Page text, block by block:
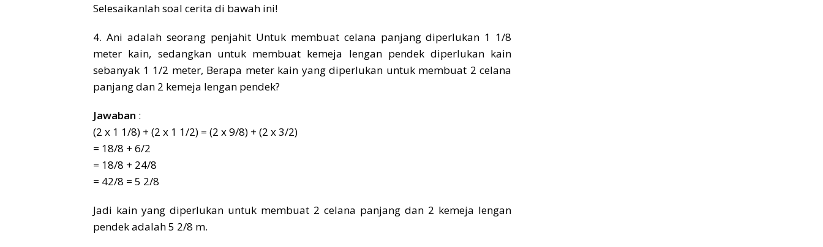
Selesaikanlah soal cerita di bawah ini!
4. Ani adalah seorang penjahit Untuk membuat celana panjang diperlukan 1 1/8
meter kain, sedangkan untuk membuat kemeja lengan pendek diperlukan kain
sebanyak 1 1/2 meter, Berapa meter kain yang diperlukan untuk membuat 2 celana
panjang dan 2 kemeja lengan pendek?
Jawaban :
(2 x 1 1/8) + (2 x 1 1/2) = (2 x 9/8) + (2 x 3/2)
= 18/8 + 6/2
= 18/8 + 24/8
= 42/8 = 5 2/8
Jadi kain yang diperlukan untuk membuat 2 celana panjang dan 2 kemeja lengan
pendek adalah 5 2/8 m.